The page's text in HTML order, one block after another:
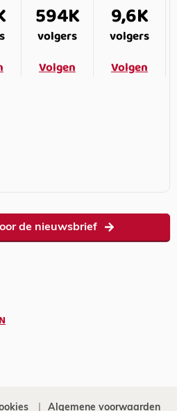
594K
volgers
Volgen
9,6K
volgers
Volgen
de nieuwsbrief
Algemene voorwaarden